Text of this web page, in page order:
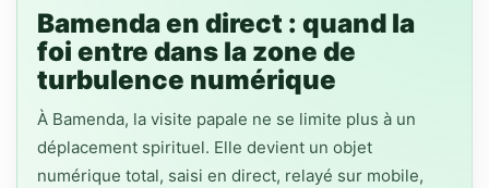
Bamenda en direct : quand la
foi entre dans la zone de
turbulence numérique
À Bamenda, la visite papale ne se limite plus à un
déplacement spirituel. Elle devient un objet
numérique total, saisi en direct, relayé sur mobile,